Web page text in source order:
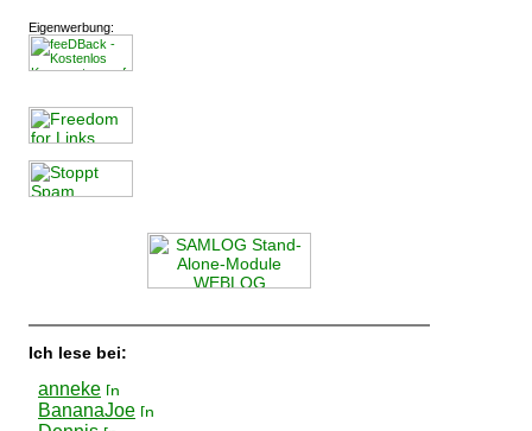
Eigenwerbung:
Ich lese bei:
anneke
BananaJoe